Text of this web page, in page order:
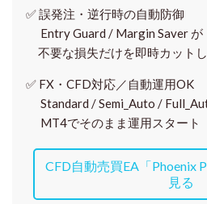
✅誤発注・逆行時の自動防御
Entry Guard / Margin Saver が
不要な損失だけを即時カット
✅ FX・CFD対応／自動運用OK
Standard / Semi_Auto /
MT4でそのまま運用スタート
CFD自動売買EA「Phoenix
見る